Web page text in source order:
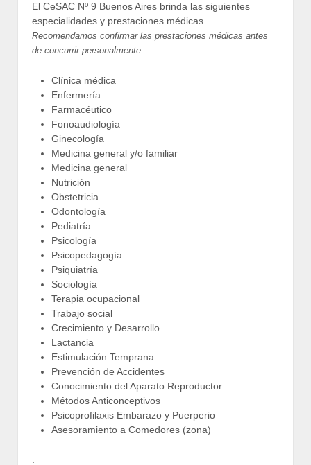
El CeSAC Nº 9 Buenos Aires brinda las siguientes
especialidades y prestaciones médicas.
Recomendamos confirmar las prestaciones médicas antes
de concurrir personalmente.
Clínica médica
Enfermería
Farmacéutico
Fonoaudiología
Ginecología
Medicina general y/o familiar
Medicina general
Nutrición
Obstetricia
Odontología
Pediatría
Psicología
Psicopedagogía
Psiquiatría
Sociología
Terapia ocupacional
Trabajo social
Crecimiento y Desarrollo
Lactancia
Estimulación Temprana
Prevención de Accidentes
Conocimiento del Aparato Reproductor
Métodos Anticonceptivos
Psicoprofilaxis Embarazo y Puerperio
Asesoramiento a Comedores (zona)